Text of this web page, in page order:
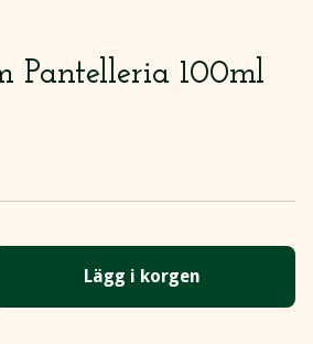
Pantelleria 100ml
Lägg i korgen